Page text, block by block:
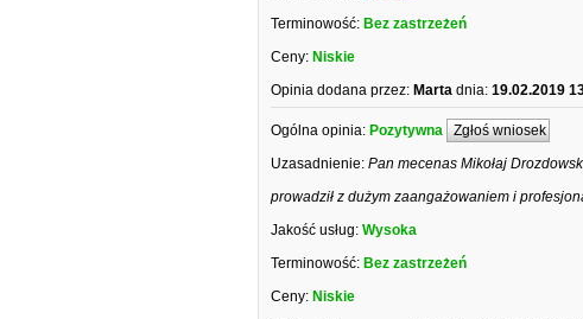
Terminowość: Bez zastrzeżeń
Ceny: Niskie
Opinia dodana przez: Marta dnia: 19.02.2019
Ogólna opinia: Pozytywna Zgłoś wniosek
Uzasadnienie: Pan mecenas Mikołaj
prowadził z dużym zaangażowaniem i
Jakość usług: Wysoka
Terminowość: Bez zastrzeżeń
Ceny: Niskie